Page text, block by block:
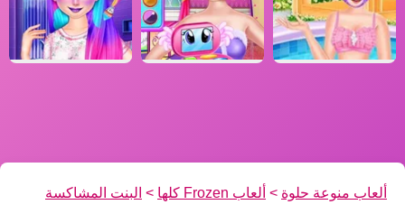
ألعاب منوعة حلوة > ألعاب Frozen كلها > البنت المشاكسة